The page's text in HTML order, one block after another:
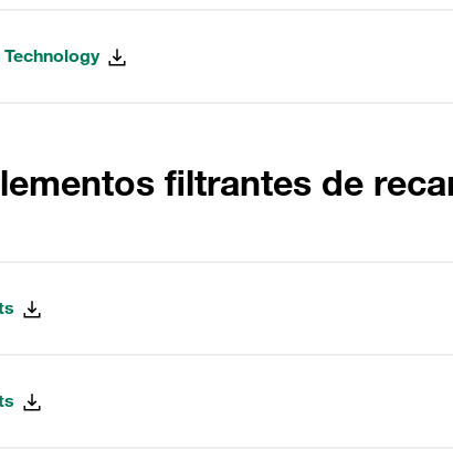
Technology
filtrantes de